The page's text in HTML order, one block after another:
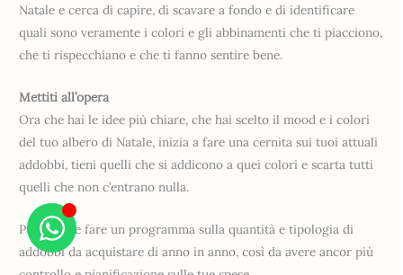
Natale e cerca di capire, di scavare a fondo e di identificare
quali sono veramente i colori e gli abbinamenti che ti piacciono,
che ti rispecchiano e che ti fanno sentire bene.
Mettiti all’opera
Ora che hai le idee più chiare, che hai scelto il mood e i colori
del tuo albero di Natale, inizia a fare una cernita sui tuoi attuali
addobbi, tieni quelli che si addicono a quei colori e scarta tutti
quelli che non c’entrano nulla.
Puoi anche fare un programma sulla quantità e tipologia di
addobbi da acquistare di anno in anno, così da avere ancor più